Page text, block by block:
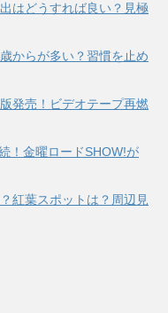
はどうすれば良い？見極
からが多い？習慣を止め
発売！ビデオテープ再燃
！金曜ロードSHOW!が
紅葉スポットは？周辺見